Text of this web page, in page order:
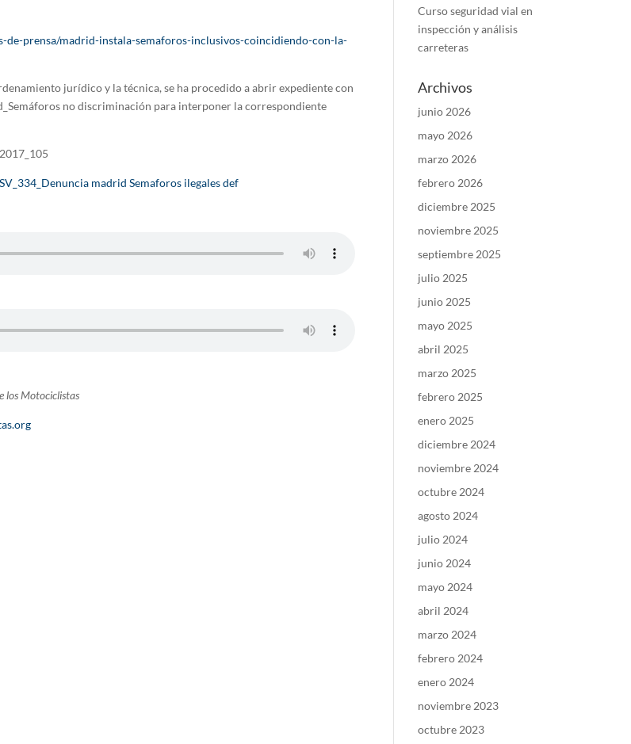
de-prensa/madrid-instala-semaforos-inclusivos-coincidiendo-con-la-
jurídico y la técnica, se ha procedido a abrir expediente con
no discriminación para interponer la correspondiente
madrid Semaforos ilegales def
los Motociclistas
Curso seguridad vial en
inspección y análisis
carreteras
Archivos
junio 2026
mayo 2026
marzo 2026
febrero 2026
diciembre 2025
noviembre 2025
septiembre 2025
julio 2025
junio 2025
mayo 2025
abril 2025
marzo 2025
febrero 2025
enero 2025
diciembre 2024
noviembre 2024
octubre 2024
agosto 2024
julio 2024
junio 2024
mayo 2024
abril 2024
marzo 2024
febrero 2024
enero 2024
noviembre 2023
octubre 2023